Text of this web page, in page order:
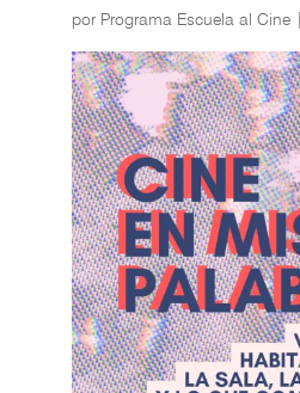
por Programa Escuela al Cine|